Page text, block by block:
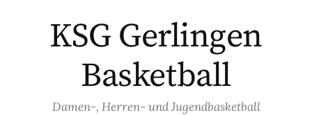
KSG Gerlingen
Basketball
Damen-, Herren- und Jugendbasketball